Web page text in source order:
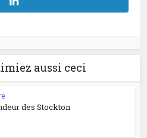
aussi ceci
des Stockton